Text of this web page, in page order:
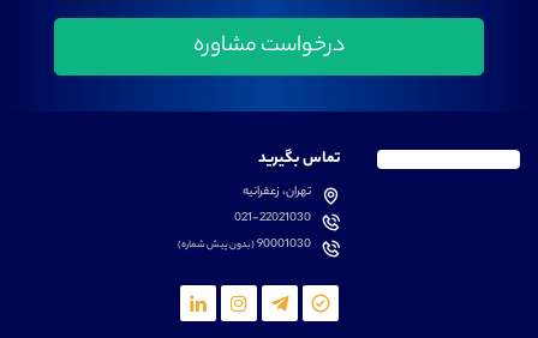
تماس بگیرید
تهران، زعفرانیه
021-22021030
90001030(بدون پیش شماره)